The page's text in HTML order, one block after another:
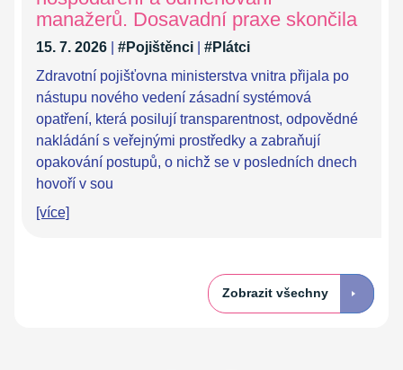
manažerů. Dosavadní praxe skončila
15. 7. 2026 #Pojištěnci
#Plátci
Zdravotní pojišťovna ministerstva vnitra přijala po
nástupu nového vedení zásadní systémová
opatření, která posilují transparentnost, odpovědné
nakládání s veřejnými prostředky a zabraňují
opakování postupů, o nichž se v posledních dnech
hovoří v sou
[více]
Zobrazit všechny